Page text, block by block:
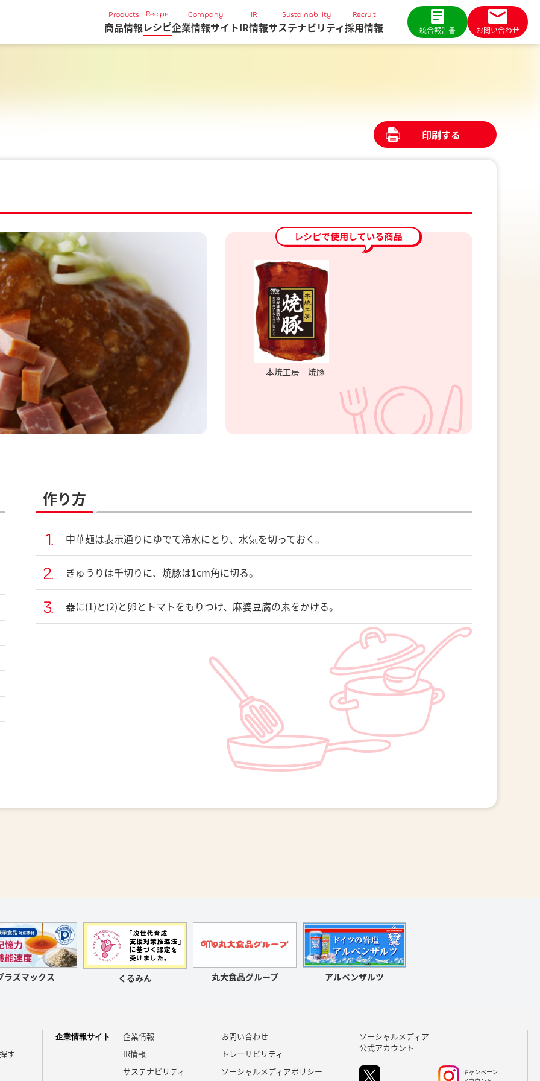
Products
商品情報
Recipe
レシピ
Company
企業情報サイト
IR
IR情報
Sustainability
サステナビリティ
Recruit
採用情報 統合報告書 お問い合わせ
印刷する
本焼工房 焼豚
作り方
中華麺は表示通りにゆでて冷水にとり、水気を切っておく。
きゅうりは千切りに、焼豚は1cm角に切る。
器に(1)と(2)と卵とトマトをもりつけ、麻婆豆腐の素をかける。
ラズマックス くるみん 丸大食品グループ アルペンザルツ
す
企業情報サイト
企業情報
IR情報
サステナビリティ
お問い合わせ
トレーサビリティ
ソーシャルメディアポリシー
ソーシャルメディア
公式アカウント
キャンペーン